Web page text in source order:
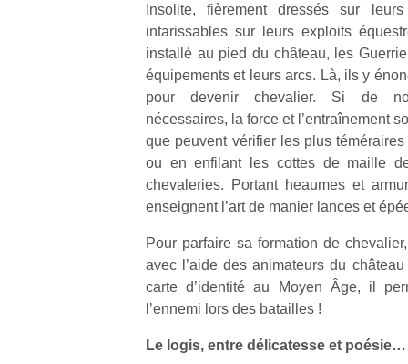
Insolite, fièrement dressés sur
intarissables sur leurs exploits
installé au pied du château, les
équipements et leurs arcs. Là, ils y
pour devenir chevalier. Si de
nécessaires, la force et l’entraînement
que peuvent vérifier les plus téméraires
ou en enfilant les cottes de maille
chevaleries. Portant heaumes et
enseignent l’art de manier lances et
Pour parfaire sa formation de
avec l’aide des animateurs du
carte d’identité au Moyen Âge, il
l’ennemi lors des batailles !
Le logis, entre délicatesse et poésie…